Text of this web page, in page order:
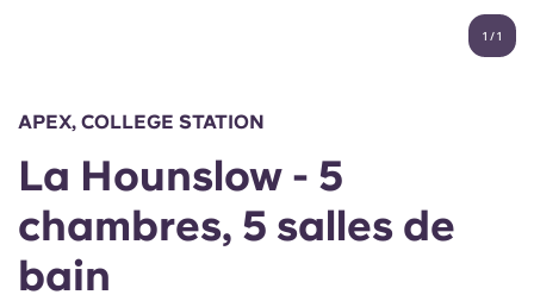
Chinese
Español
Se connecter
1 /1
APEX, COLLEGE STATION
La Hounslow - 5
chambres, 5 salles de
bain